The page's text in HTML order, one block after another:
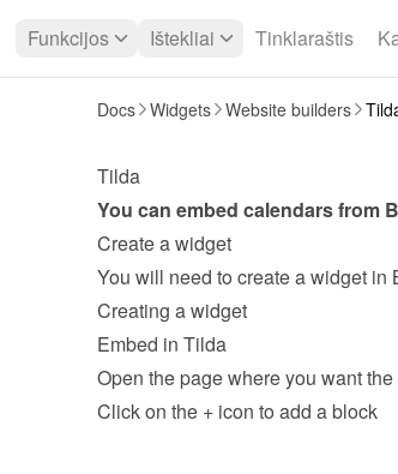
Funkcijos Ištekliai Tinklaraštis
Docs Widgets Website builders
Tilda
You can embed calendars from
Create a widget
Creating a widget
Embed in Tilda
Open the page where you want
Click on the + icon to add a block